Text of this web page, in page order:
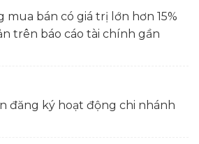
mua bán có giá trị lớn hơn 15%
trên báo cáo tài chính gần
đăng ký hoạt động chi nhánh